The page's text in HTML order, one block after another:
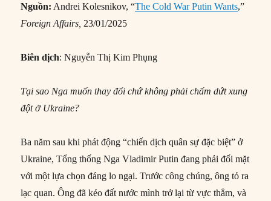
Nguồn: Andrei Kolesnikov, “The Cold War Putin Wants,”
Foreign Affairs, 23/01/2025
Biên dịch: Nguyễn Thị Kim Phụng
Tại sao Nga muốn thay đổi chứ không phải chấm dứt xung
đột ở Ukraine?
Ba năm sau khi phát động “chiến dịch quân sự đặc biệt” ở
Ukraine, Tổng thống Nga Vladimir Putin đang phải đối mặt
với một lựa chọn đáng lo ngại. Trước công chúng, ông tỏ ra
lạc quan. Ông đã kéo đất nước mình trở lại từ vực thẳm, và